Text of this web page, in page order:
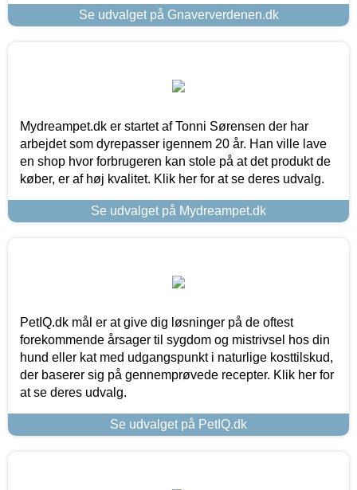
Se udvalget på Gnaververdenen.dk
Mydreampet.dk er startet af Tonni Sørensen der har
arbejdet som dyrepasser igennem 20 år. Han ville lave
en shop hvor forbrugeren kan stole på at det produkt de
køber, er af høj kvalitet. Klik her for at se deres udvalg.
Se udvalget på Mydreampet.dk
PetIQ.dk mål er at give dig løsninger på de oftest
forekommende årsager til sygdom og mistrivsel hos din
hund eller kat med udgangspunkt i naturlige kosttilskud,
der baserer sig på gennemprøvede recepter. Klik her for
at se deres udvalg.
Se udvalget på PetIQ.dk